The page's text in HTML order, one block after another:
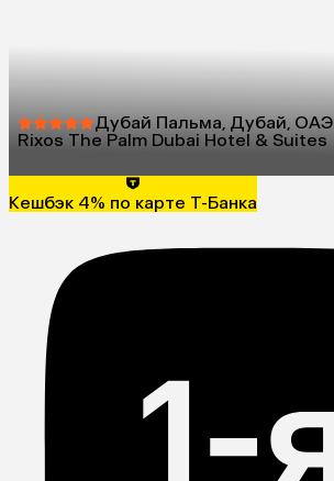
Дубай Пальма, Дубай, ОАЭ
Rixos The Palm Dubai Hotel & Suites
Кешбэк 4% по карте Т-Банка